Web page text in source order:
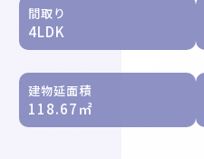
間取り
4LDK
建物延面積
118.67㎡